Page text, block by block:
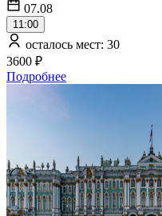
07.08
11:00
осталось мест: 30
3600 ₽
Подробнее